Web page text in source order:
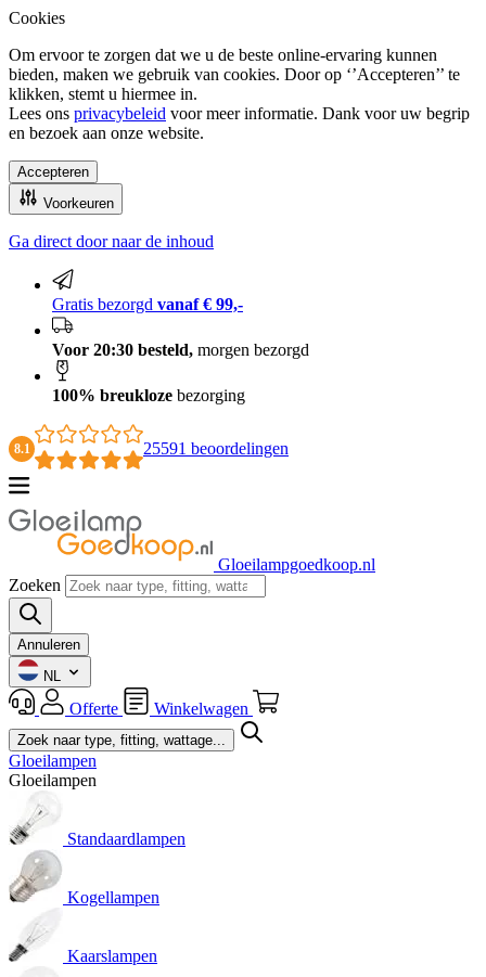
Cookies
Om ervoor te zorgen dat we u de beste online-ervaring kunnen
bieden, maken we gebruik van cookies. Door op ‘’Accepteren’’ te
klikken, stemt u hiermee in.
Lees ons privacybeleid voor meer informatie. Dank voor uw begrip
en bezoek aan onze website.
Accepteren
Voorkeuren
100% breukloze bezorging
Ga direct door naar de inhoud
Gratis bezorgd vanaf € 99,-
Voor 20:30 besteld, morgen bezorgd
100% breukloze bezorging
8.1 25591 beoordelingen
Gloeilampgoedkoop.nl
Zoeken
Annuleren
NL
Offerte Winkelwagen
Gloeilampen
Gloeilampen
Standaardlampen
Kogellampen
Kaarslampen